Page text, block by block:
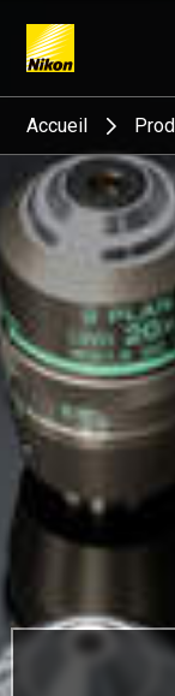
Search
Accueil